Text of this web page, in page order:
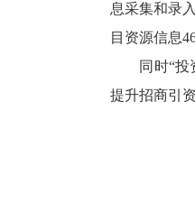
息采集和录
目资源信息46
同时“投资
提升招商引